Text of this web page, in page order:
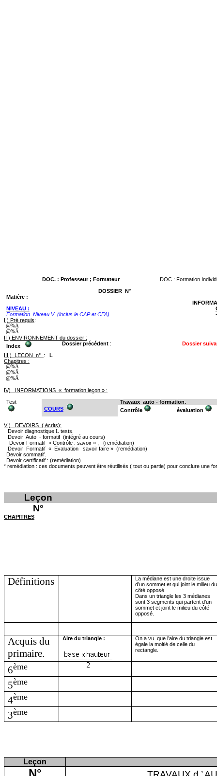
DOC. : Professeur ; Formateur
DOC : Formation
DOSSIER N°
Matière :
NIVEAU :
Formation Niveau V (inclus le CAP et CFA)
I ) Pré requis:
@%Ä
@%Ä
II ) ENVIRONNEMENT du dossier :
Index
Dossier précédent:
Dossier
III ) LECON n° :
L
Chapitres :
@%Ä
@%Ä
@%Ä
IV) INFORMATIONS « formation leçon » :
Test
COURS
Travaux auto - formation.
Contrôle
évaluation
V ) DEVOIRS ( écrits):
Devoir diagnostique L tests.
Devoir Auto - formatif (intégré au cours)
Devoir Formatif «Contrôle : savoir » ;
(remédiation)
Devoir Formatif «Evaluation savoir faire » (remédiation)
Devoirsommatif.
Devoir certificatif : (remédiation)
* remédiation : ces documents peuvent être réutilisés ( tout ou partie) pour conclure une
Leçon
N°
CHAPITRES
Définitions
La médiane est une droite issue
d’un sommet et qui joint le milieu du
côté opposé.
Dans un triangle les 3 médianes
sont 3 segments qui partent d’un
sommet et joint le milieu du côté
opposé.
Acquis du
primaire.
Aire du triangle : On a vu que l’aire du triangle est
égale la moitié de celle du
rectangle.
6ème
5ème
4ème
3ème
Leçon
N°